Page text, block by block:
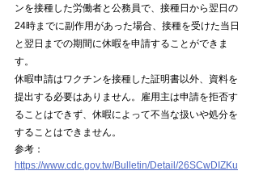
ンを接種した労働者と公務員で、接種日から翌日の
24時までに副作用があった場合、接種を受けた当日
と翌日までの期間に休暇を申請することができま
す。
休暇申請はワクチンを接種した証明書以外、資料を
提出する必要はありません。雇用主は申請を拒否す
ることはできず、休暇によって不当な扱いや処分を
することはできません。
参考：
https://www.cdc.gov.tw/Bulletin/Detail/26SCwDIZKu